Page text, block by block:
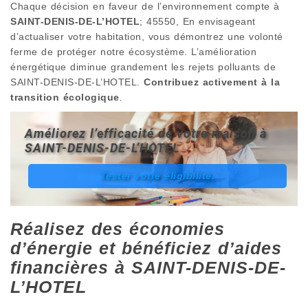
Chaque décision en faveur de l’environnement compte à
SAINT-DENIS-DE-L’HOTEL; 45550, En envisageant
d’actualiser votre habitation, vous démontrez une volonté
ferme de protéger notre écosystème. L’amélioration
énergétique diminue grandement les rejets polluants de
SAINT-DENIS-DE-L’HOTEL. Contribuez activement à la
transition écologique
Améliorez l’efficacité de votre maison à
SAINT-DENIS-DE-L’HOTEL
Tester votre éligibilité.
Réalisez des économies
d’énergie et bénéficiez d’aides
financières à SAINT-DENIS-DE-
L’HOTEL